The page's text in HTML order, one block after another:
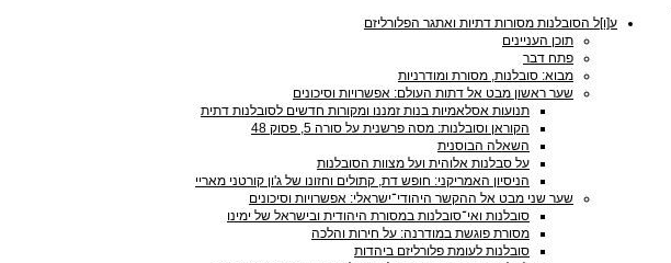
ע[ו]ל הסובלנות מסורות דתיות ואתגר הפלורליזם
תוכן העניינים
פתח דבר
מבוא: סובלנות, מסורת ומודרניות
שער ראשון מבט אל דתות העולם: אפשרויות וסיכונים
תנועות אסלאמיות בנות זמננו ומקורות חדשים לסובלנות דתית
הקוראן וסובלנות: מסה פרשנית על סורה 5, פסוק 48
השאלה הבוסנית
על סבלנות אלוהית ועל מצוות הסובלנות
הניסיון האמריקני: חופש דת, קתולים וחזונו של ג'ון קורטני מאריי
שער שני מבט אל ההקשר היהודי־ישראלי: אפשרויות וסיכונים
סובלנות ואי־סובלנות במסורת היהודית ובישראל של ימינו
מסורת פוגשת במודרנה: על חירות והלכה
סובלנות לעומת פלורליזם ביהדות